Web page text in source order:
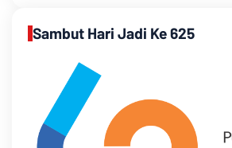
Sambut Hari Jadi Ke 625